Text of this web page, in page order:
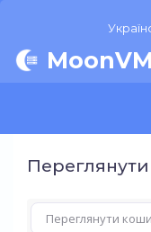
MoonVM